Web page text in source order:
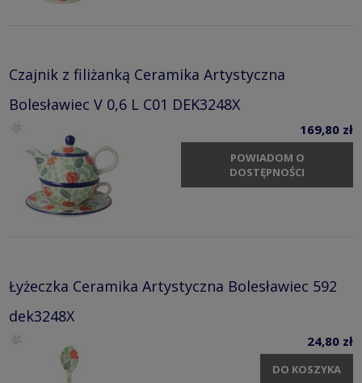
Czajnik z filiżanką Ceramika Artystyczna
Bolesławiec V 0,6 L C01 DEK3248X
169,80 zł
POWIADOM O
DOSTĘPNOŚCI
Łyżeczka Ceramika Artystyczna Bolesławiec 592
dek3248X
24,80 zł
DO KOSZYKA